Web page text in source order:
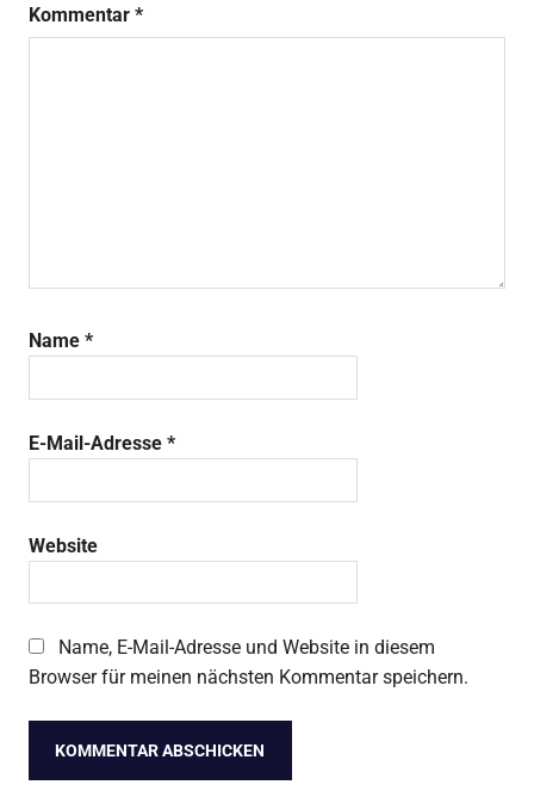
Kommentar *
Name *
E-Mail-Adresse *
Website
Name, E-Mail-Adresse und Website in diesem
Browser für meinen nächsten Kommentar speichern.